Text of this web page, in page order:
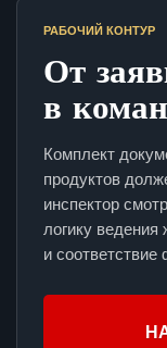
РАБОЧИЙ КОНТУР
От
в
Комплект
продуктов
инспектор
логику
и соответствие